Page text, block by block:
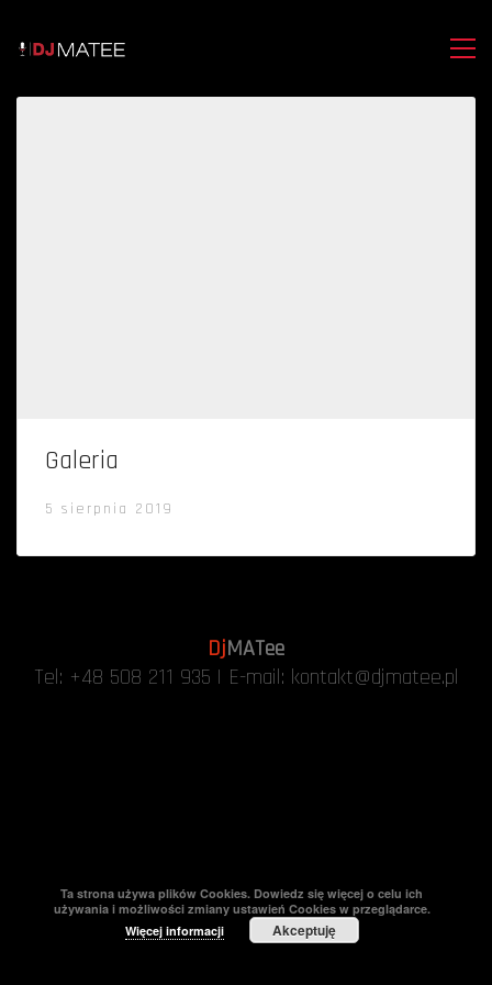
Galeria
5 sierpnia 2019
DjMATee
Tel: +48 508 211 935 | E-mail: kontakt@djmatee.pl
Ta strona używa plików Cookies. Dowiedz się więcej o celu ich
używania i możliwości zmiany ustawień Cookies w przeglądarce.
Więcej informacji
Akceptuję